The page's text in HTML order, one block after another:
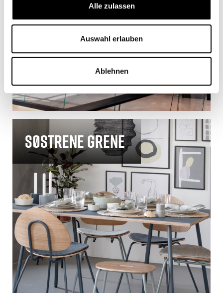
Alle zulassen
Auswahl erlauben
Ablehnen
Søstrene Grene